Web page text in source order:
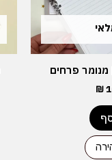
פרחים
₪